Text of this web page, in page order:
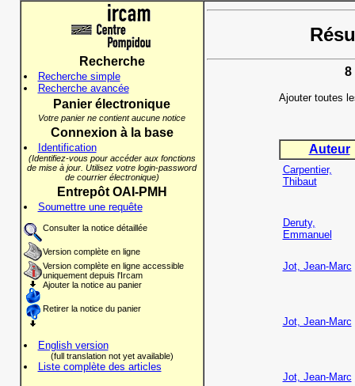
Recherche
Recherche simple
Recherche avancée
Panier électronique
Votre panier ne contient aucune notice
Connexion à la base
Identification
(Identifiez-vous pour accéder aux fonctions
de mise à jour. Utilisez votre login-password
de courrier électronique)
Entrepôt OAI-PMH
Soumettre une requête
Consulter la notice détaillée
Version complète en ligne
Version complète en ligne accessible
uniquement depuis l'Ircam
Ajouter la notice au panier
Retirer la notice du panier
English version
(full translation not yet available)
Liste complète des articles
8
Ajouter toutes
Auteur
Carpentier,
Thibaut
Deruty,
Emmanuel
Jot, Jean-Marc
Jot, Jean-Marc
Jot, Jean-Marc